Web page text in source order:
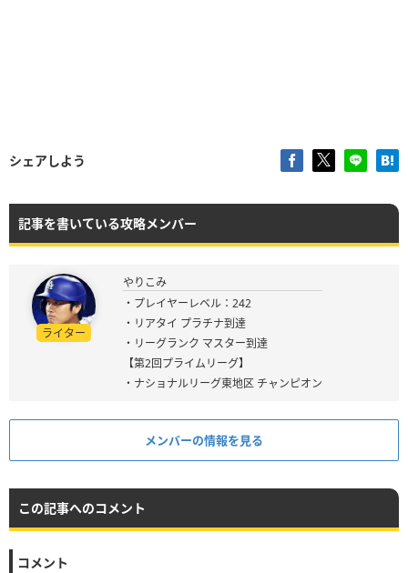
シェアしよう
記事を書いている攻略メンバー
ライター
やりこみ
・プレイヤーレベル：242
・リアタイ プラチナ到達
・リーグランク マスター到達
【第2回プライムリーグ】
・ナショナルリーグ東地区 チャンピオン
メンバーの情報を見る
この記事へのコメント
コメント